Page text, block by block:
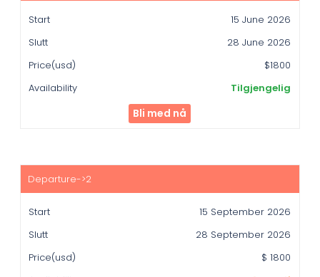
Availability
15 June 2026
28 June 2026
$1800
Tilgjengelig
Bli med nå
15 September 2026
28 September 2026
$ 1800